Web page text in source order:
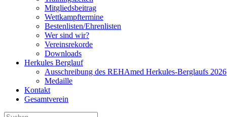
Mitgliedsbeitrag
Wettkampftermine
Bestenlisten/Ehrenlisten
Wer sind wir?
Vereinsrekorde
Downloads
Herkules Berglauf
Ausschreibung des REHAmed Herkules-Berglaufs 2026
Medaille
Kontakt
Gesamtverein